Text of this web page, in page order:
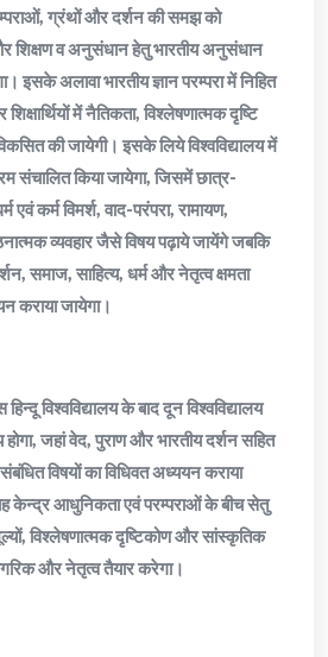
ग्रंथों और दर्शन की समझ को
शिक्षण व अनुसंधान हेतु भारतीय अनुसंधान
इसके अलावा भारतीय ज्ञान परम्परा में निहित
में नैतिकता, विश्लेषणात्मक दृष्टि
की जायेगी। इसके लिये विश्वविद्यालय में
संचालित किया जायेगा, जिसमें छात्र-
एवं कर्म विमर्श, वाद-परंपरा, रामायण,
व्यवहार जैसे विषय पढ़ाये जायेंगे जबकि
समाज, साहित्य, धर्म और नेतृत्व क्षमता
कराया जायेगा।
विश्वविद्यालय के बाद दून विश्वविद्यालय
होगा, जहां वेद, पुराण और भारतीय दर्शन सहित
विषयों का विधिवत अध्ययन कराया
केन्द्र आधुनिकता एवं परम्पराओं के बीच सेतु
विश्लेषणात्मक दृष्टिकोण और सांस्कृतिक
और नेतृत्व तैयार करेगा।